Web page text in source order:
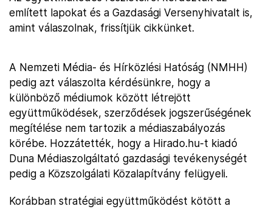
említett lapokat és a Gazdasági Versenyhivatalt is,
amint válaszolnak, frissítjük cikkünket.
A Nemzeti Média- és Hírközlési Hatóság (NMHH)
pedig azt válaszolta kérdésünkre, hogy a
különböző médiumok között létrejött
együttműködések, szerződések jogszerűségének
megítélése nem tartozik a médiaszabályozás
körébe. Hozzátették, hogy a Hirado.hu-t kiadó
Duna Médiaszolgáltató gazdasági tevékenységét
pedig a Közszolgálati Közalapítvány felügyeli.
Korábban stratégiai együttműködést kötött a